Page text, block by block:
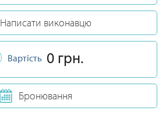
Написати виконавцю
Вартість 0 грн.
Бронювання